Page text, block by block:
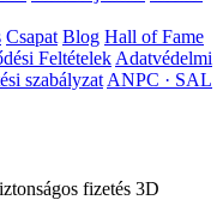
Csapat Blog Hall of Fame
Feltételek Adatvédelmi
szabályzat ANPC · SAL
fizetés 3D